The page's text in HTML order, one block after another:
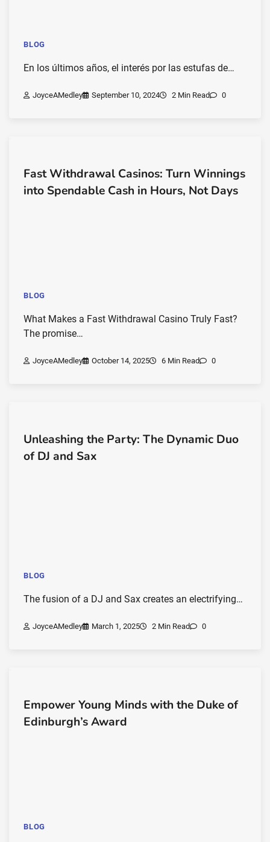
BLOG
En los últimos años, el interés por las estufas de…
JoyceAMedley September 10, 2024 2 Min Read 0
Fast Withdrawal Casinos: Turn Winnings
into Spendable Cash in Hours, Not Days
BLOG
What Makes a Fast Withdrawal Casino Truly Fast?
The promise…
JoyceAMedley October 14, 2025 6 Min Read 0
Unleashing the Party: The Dynamic Duo
of DJ and Sax
BLOG
The fusion of a DJ and Sax creates an electrifying…
JoyceAMedley March 1, 2025 2 Min Read 0
Empower Young Minds with the Duke of
Edinburgh’s Award
BLOG